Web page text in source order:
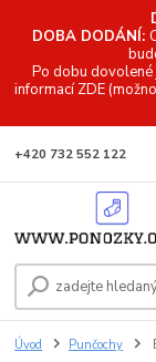
DOBA DODÁNÍ:
Po dobu dovolené
informacíZDE
+420 732 552 122
Úvod Punčochy